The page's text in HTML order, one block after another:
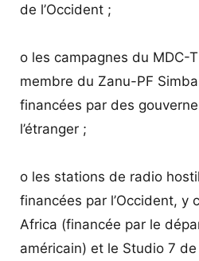
de l’Occident ;
o les campagnes du MDC-
membre du Zanu-PF
financées par des
l’étranger ;
o les stations de radio
financées par l’Occident, y
Africa (financée par le
américain) et le Studio 7